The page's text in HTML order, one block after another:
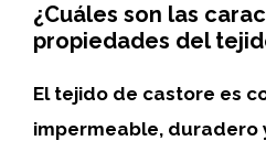
¿Cuáles son las
propiedades del
El tejido de castore es
impermeable, duradero